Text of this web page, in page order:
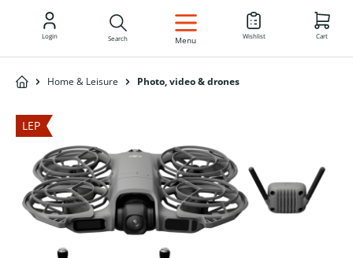
EN
Login Search Menu Wishlist Cart
Home & Leisure Photo, video & drones
LEP